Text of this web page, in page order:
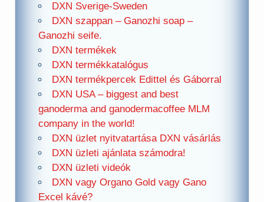
DXN Sverige-Sweden
DXN szappan – Ganozhi soap –
Ganozhi seife.
DXN termékek
DXN termékkatalógus
DXN termékpercek Edittel és Gáborral
DXN USA – biggest and best
ganoderma and ganodermacoffee MLM
company in the world!
DXN üzlet nyitvatartása DXN vásárlás
DXN üzleti ajánlata számodra!
DXN üzleti videók
DXN vagy Organo Gold vagy Gano
Excel kávé?